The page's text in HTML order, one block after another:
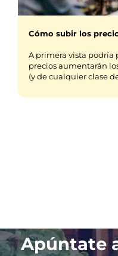
Cómo subir los
A primera vista podría
precios aumentarán
(y de cualquier clase
Apúntate